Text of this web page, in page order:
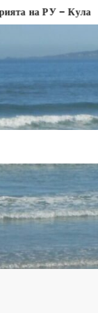
РУ – Кула